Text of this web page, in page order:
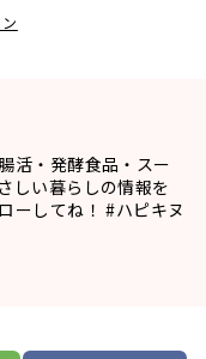
活・発酵食品・スー
しい暮らしの情報を
ーしてね！ #ハピキヌ